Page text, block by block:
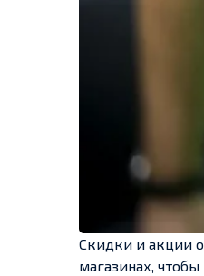
Скидки и акции
магазинах,